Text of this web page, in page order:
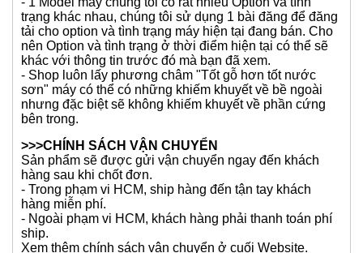
trạng khác nhau, chúng tôi sử dụng 1 bài đăng để đăng
tải cho option và tình trạng máy hiện tại đang bán. Cho
nên Option và tình trạng ở thời điểm hiện tại có thể sẽ
khác với thông tin trước đó mà bạn đã xem.
- Shop luôn lấy phương châm "Tốt gỗ hơn tốt nước
sơn" máy có thể có những khiếm khuyết về bề ngoài
nhưng đặc biệt sẽ không khiếm khuyết về phần cứng
bên trong.
>>>CHÍNH SÁCH VẬN CHUYỂN
Sản phẩm sẽ được gửi vận chuyển ngay đến khách
hàng sau khi chốt đơn.
- Trong phạm vi HCM, ship hàng đến tận tay khách
hàng miễn phí.
- Ngoài phạm vi HCM, khách hàng phải thanh toán phí
ship.
Xem thêm chính sách vận chuyển ở cuối Website.